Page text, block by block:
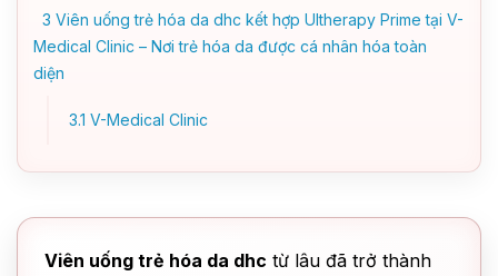
3 Viên uống trẻ hóa da dhc kết hợp Ultherapy Prime tại V-
Medical Clinic – Nơi trẻ hóa da được cá nhân hóa toàn
diện
3.1 V-Medical Clinic
Viên uống trẻ hóa da dhc từ lâu đã trở thành